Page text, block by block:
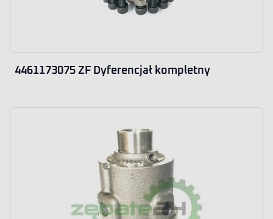
4461173075 ZF Dyferencjał kompletny